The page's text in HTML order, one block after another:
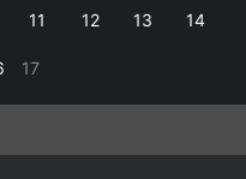
11 12 13 14
17